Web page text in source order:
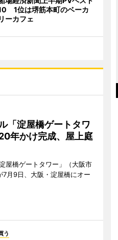
1位は堺筋本町のベーカ
リーカフェ
「淀屋橋ゲートタワ
年かけ完成、屋上庭
屋橋ゲートタワー」（大阪市
7月9日、大阪・淀屋橋にオー
う